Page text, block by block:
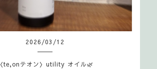
2026/03 /12
〈te,onテオン〉utility オイル🌿